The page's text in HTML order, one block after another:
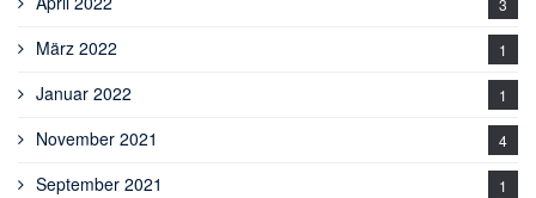
3
März 2022 1
Januar 2022 1
November 2021 4
September 2021 1